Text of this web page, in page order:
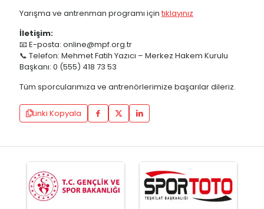
Yarışma ve antrenman programı için tıklayınız
İletişim:
📧 E-posta: online@mpf.org.tr
📞 Telefon: Mehmet Fatih Yazıcı – Merkez Hakem Kurulu
Başkanı: 0 (555) 418 73 53
Tüm sporcularımıza ve antrenörlerimize başarılar dileriz.
Linki Kopyala